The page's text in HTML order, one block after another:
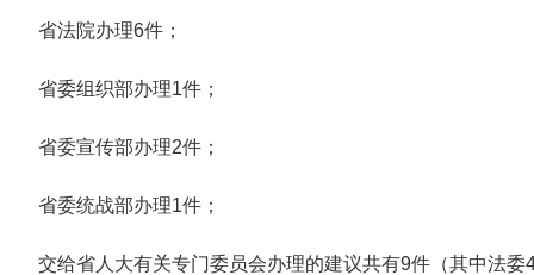
省法院办理6件；
省委组织部办理1件；
省委宣传部办理2件；
省委统战部办理1件；
交给省人大有关专门委员会办理的建议共有9件（其中法